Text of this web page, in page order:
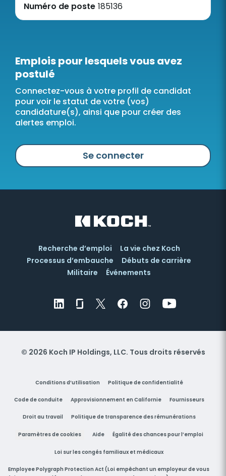
Numéro de poste 185136
Emplois pour lesquels vous avez
postulé
Connectez-vous à votre profil de candidat
pour voir le statut de votre (vos)
candidature(s), ainsi que pour créer des
alertes emploi.
Se connecter
Recherche d’emploi
La vie chez Koch
Processus d’embauche
Débuts de carrière
Militaire
Événements
© 2026 Koch IP Holdings, LLC. Tous droits réservés
Conditions d’utilisation Politique de confidentialité
Code de conduite Approvisionnement en Californie Fournisseurs
Droit au travail Politique de transparence des rémunérations
Paramètres de cookies Aide Égalité des chances pour l’emploi
Loi sur les congés familiaux et médicaux
Employee Polygraph Protection Act (Loi empêchant un employeur de vous